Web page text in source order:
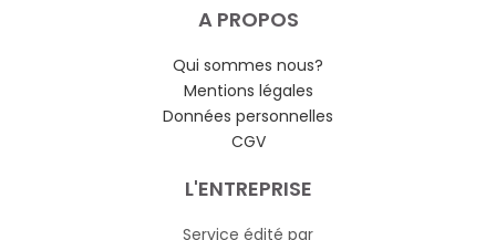
A PROPOS
Qui sommes nous?
Mentions légales
Données personnelles
CGV
L'ENTREPRISE
Service édité par